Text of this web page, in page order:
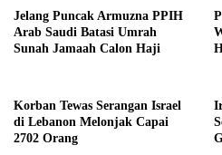
Jelang Puncak Armuzna PPIH
Arab Saudi Batasi Umrah
Sunah Jamaah Calon Haji
Korban Tewas Serangan Israel
di Lebanon Melonjak Capai
2702 Orang